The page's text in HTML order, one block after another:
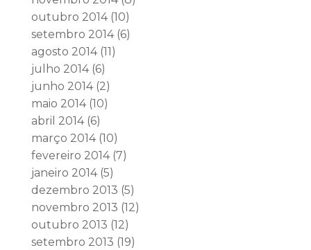
outubro 2014(10)
setembro 2014(6)
agosto 2014(11)
julho 2014(6)
junho 2014(2)
maio 2014(10)
abril 2014(6)
março 2014(10)
fevereiro 2014(7)
janeiro 2014(5)
dezembro 2013 (5)
novembro 2013 (12)
outubro 2013 (12)
setembro 2013 (19)